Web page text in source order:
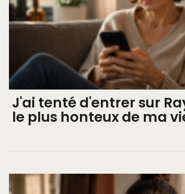
J'ai tenté d'entrer sur
le plus honteux de ma